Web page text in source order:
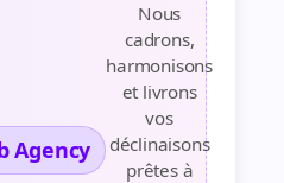
Agency
Nous
cadrons,
harmonisons
et livrons
vos
déclinaisons
prêtes à